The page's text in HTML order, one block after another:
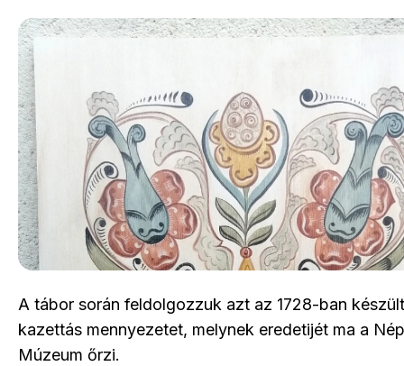
A tábor során feldolgozzuk azt az 1728-ban
kazettás mennyezetet, melynek eredetijét ma a
Múzeum őrzi.